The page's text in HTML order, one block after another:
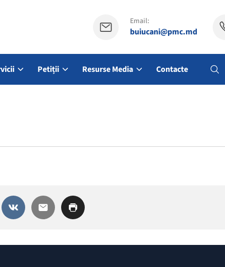
Email:
buiucani@pmc.md
Petiții Resurse Media Contacte